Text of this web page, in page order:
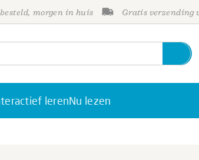
morgen in huis Gratis verzending
lerenNu lezen